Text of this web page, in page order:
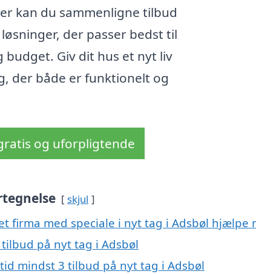
kan du sammenligne tilbud
der passer bedst til
budget. Giv dit hus et nyt liv
der både er funktionelt og
og uforpligtende
skjul
firma med speciale i nyt tag i Adsbøl hjælpe
på nyt tag i Adsbøl
mindst 3 tilbud på nyt tag i Adsbøl